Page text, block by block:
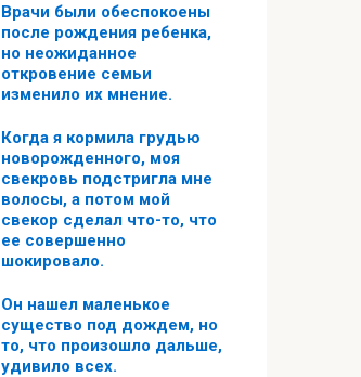
Врачи были обеспокоены
после рождения ребенка,
но неожиданное
откровение семьи
изменило их мнение.
Когда я кормила грудью
новорожденного, моя
свекровь подстригла мне
волосы, а потом мой
свекор сделал что-то, что
ее совершенно
шокировало.
Он нашел маленькое
существо под дождем, но
то, что произошло дальше,
удивило всех.